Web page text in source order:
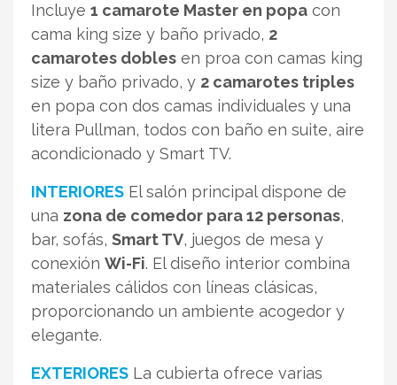
Incluye 1 camarote Master en popa con
cama king size y baño privado, 2
camarotes dobles en proa con camas king
size y baño privado, y 2 camarotes triples
en popa con dos camas individuales y una
litera Pullman, todos con baño en suite, aire
acondicionado y Smart TV.
INTERIORES El salón principal dispone de
una zona de comedor para 12 personas,
bar, sofás, Smart TV, juegos de mesa y
conexión Wi-Fi. El diseño interior combina
materiales cálidos con líneas clásicas,
proporcionando un ambiente acogedor y
elegante.
EXTERIORES La cubierta ofrece varias